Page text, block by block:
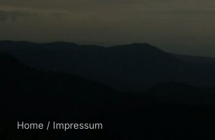
Home / Impressum